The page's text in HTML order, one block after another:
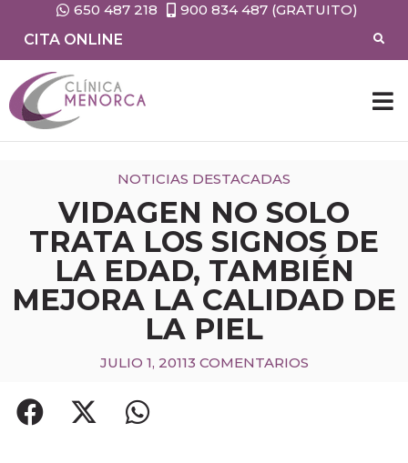
650 487 218
900 834 487 (GRATUITO)
CITA ONLINE
NOTICIAS DESTACADAS
VIDAGEN NO SOLO
TRATA LOS SIGNOS DE
LA EDAD, TAMBIÉN
MEJORA LA CALIDAD DE
LA PIEL
JULIO 1, 20113 COMENTARIOS